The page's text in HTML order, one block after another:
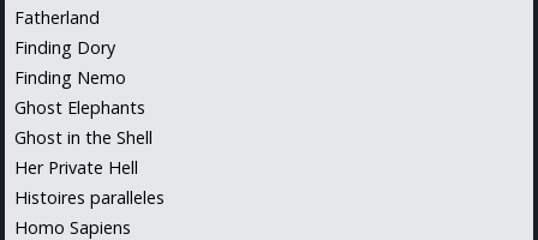
Fatherland
Finding Dory
Finding Nemo
Ghost Elephants
Ghost in the Shell
Her Private Hell
Histoires paralleles
Homo Sapiens